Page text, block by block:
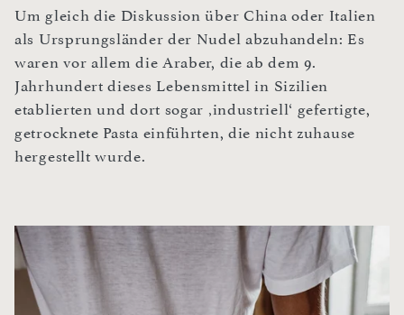
Um gleich die Diskussion über China oder Italien
als Ursprungsländer der Nudel abzuhandeln: Es
waren vor allem die Araber, die ab dem 9.
Jahrhundert dieses Lebensmittel in Sizilien
etablierten und dort sogar ‚industriell‘ gefertigte,
getrocknete Pasta einführten, die nicht zuhause
hergestellt wurde.